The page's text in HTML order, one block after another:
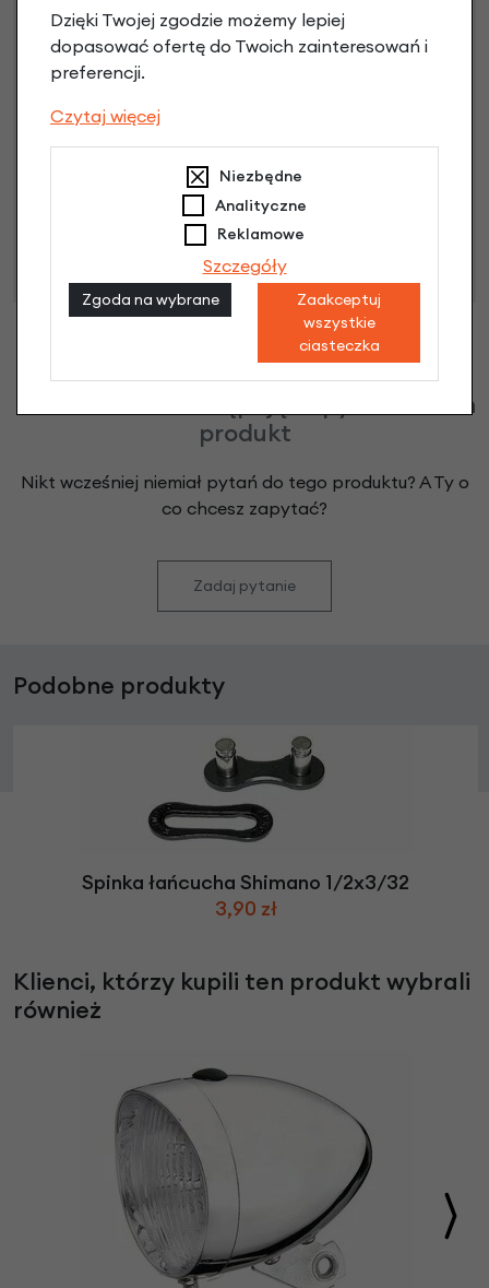
Niniejsza propozycja nie stanowi oferty w rozumieniu art.
66 Kodeksu Cywilnego. Ostateczna decyzja o warunkach
i przyznaniu kredytu zostanie podjęta po ocenie
Klienci zadali następujące pytania o ten
produkt
Nikt wcześniej niemiał pytań do tego produktu? A Ty o
co chcesz zapytać?
Zadaj pytanie
Podobne produkty
Spinka łańcucha Shimano 1/2x3/32
3,90 zł
Klienci, którzy kupili ten produkt wybrali
również
Dzięki Twojej zgodzie możemy lepiej
dopasować ofertę do Twoich zainteresowań i
preferencji.
Czytaj więcej
Niezbędne
Analityczne
Reklamowe
Szczegóły
Zgoda na wybrane
Zaakceptuj
wszystkie
ciasteczka